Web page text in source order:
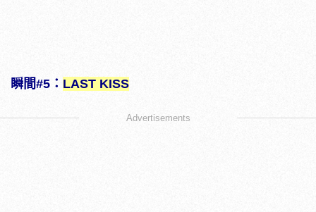
瞬間#5： LAST KISS
Advertisements